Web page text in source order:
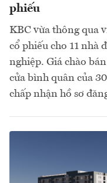
phiếu
KBC vừa thông qua
cổ phiếu cho 11 nhà
nghiệp. Giá chào
cửa bình quân của
chấp nhận hồ sơ